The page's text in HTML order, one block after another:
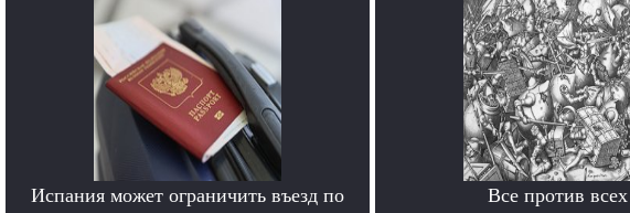
Испания может ограничить въезд по
Все против всех